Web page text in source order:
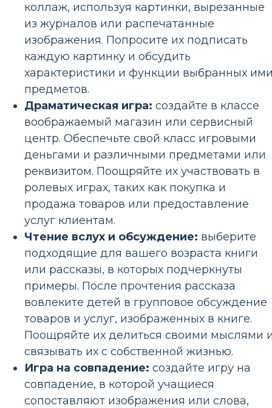
коллаж, используя картинки, вырезанные
из журналов или распечатанные
изображения. Попросите их подписать
каждую картинку и обсудить
характеристики и функции выбранных
предметов.
Драматическая игра: создайте в классе
воображаемый магазин или сервисный
центр. Обеспечьте свой класс игровыми
деньгами и различными предметами или
реквизитом. Поощряйте их участвовать в
ролевых играх, таких как покупка и
продажа товаров или предоставление
услуг клиентам.
Чтение вслух и обсуждение: выберите
подходящие для вашего возраста книги
или рассказы, в которых подчеркнуты
примеры. После прочтения рассказа
вовлеките детей в групповое обсуждение
товаров и услуг, изображенных в книге.
Поощряйте их делиться своими мыслями
связывать их с собственной жизнью.
Игра на совпадение: создайте игру на
совпадение, в которой учащиеся
сопоставляют изображения или слова,